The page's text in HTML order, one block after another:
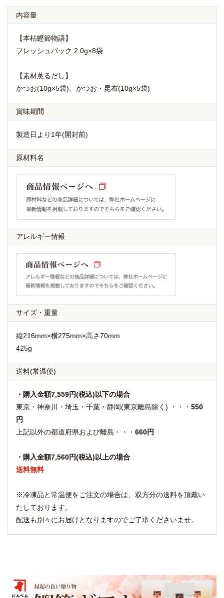
内容量
【本枯鰹節物語】
フレッシュパック 2.0g×8袋
【素材薫るだし】
かつお(10g×5袋)、かつお・昆布(10g×5袋)
賞味期間
製造日より1年(開封前)
原材料名
アレルギー情報
サイズ・重量
縦216mm×横275mm×高さ70mm
425g
送料(常温便)
・購入金額7,559円(税込)以下の場合
東京・神奈川・埼玉・千葉・静岡(東京離島除く) ・・・ 550
円
上記以外の都道府県および離島・・・ 660円
・購入金額7,560円(税込)以上の場合
送料無料
※冷凍品と常温便をご注文の場合は、双方分の送料を頂戴い
たしております。
配送も別々にお届けとなりますのでご了承くださいませ。